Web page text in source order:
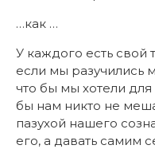
…как …
У каждого есть свой
если мы разучились
что бы мы хотели
бы нам никто не
пазухой нашего
его, а давать самим